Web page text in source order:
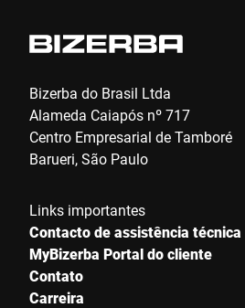
Bizerba do Brasil Ltda
Alameda Caiapós nº 717
Centro Empresarial de Tamboré
Barueri, São Paulo
Links importantes
Contacto de assistência técnica
MyBizerba Portal do cliente
Contato
Carreira